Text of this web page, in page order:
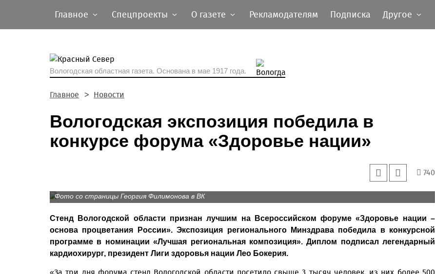
Главное Спецпроекты О газете Рекламодателям Подписка Другое
Вологодская областная газета. Основана в мае 1917 года.
Главное Новости
Вологодская экспозиция победила в
конкурсе форума «Здоровье нации»
740
Фото со страницы Георгия Филимонова в ВК
Стенд Вологодской области признан лучшим на Всероссийском форуме «Здоровье нации –
основа процветания России». Экспозиция регионального Минздрава победила в конкурсной
программе в номинации «Лучшая региональная композиция». Диплом подписал легендарный
кардиохирург, президент Лиги здоровья нации Лео Бокерия.